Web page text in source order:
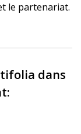
le partenariat.
dans